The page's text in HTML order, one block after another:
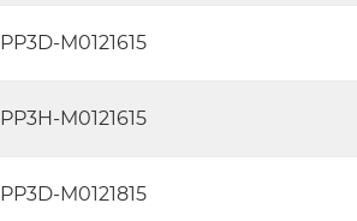
PP3D-M0121615
PP3H-M0121615
PP3D-M0121815